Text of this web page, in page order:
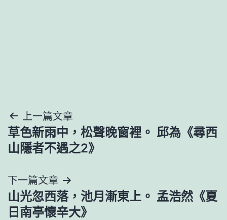
文
章
覽
上一篇文章
草色新雨中，松聲晚窗裡。 邱為《尋西
山隱者不遇之2》
下一篇文章
山光忽西落，池月漸東上。 孟浩然《夏
日南亭懷辛大》